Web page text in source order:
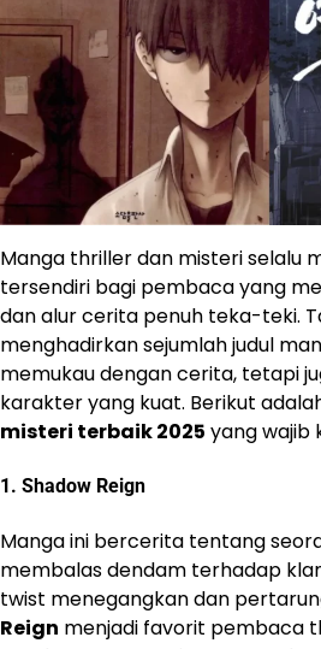
Manga thriller dan misteri selalu
tersendiri bagi pembaca yang
dan alur cerita penuh teka-teki.
menghadirkan sejumlah judul
memukau dengan cerita, tetapi
karakter yang kuat. Berikut
misteri terbaik 2025 yang wajib
1. Shadow Reign
Manga ini bercerita tentang
membalas dendam terhadap
twist menegangkan dan
Reign menjadi favorit pembaca